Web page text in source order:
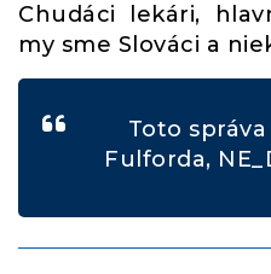
Chudáci lekári,
my sme Slováci a
Toto
Fulforda,